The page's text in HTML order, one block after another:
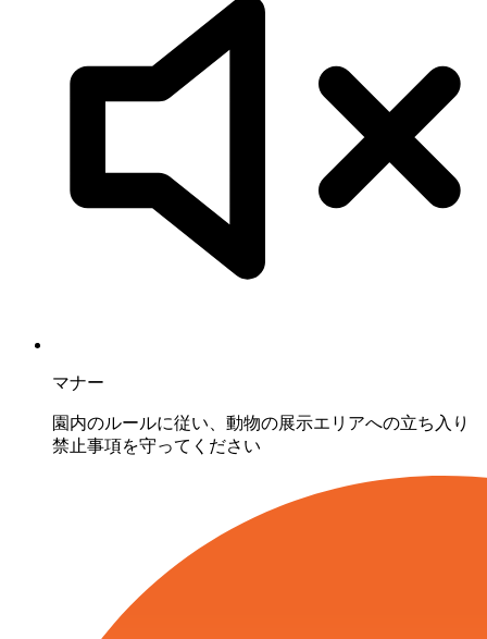
マナー
園内のルールに従い、動物の展示エリアへの立ち入り
禁止事項を守ってください